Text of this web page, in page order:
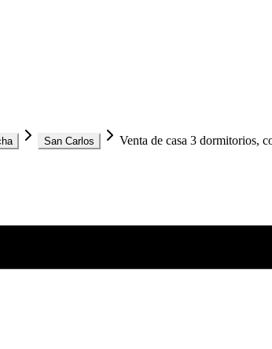
San Carlos Venta de casa 3 dormitorios,